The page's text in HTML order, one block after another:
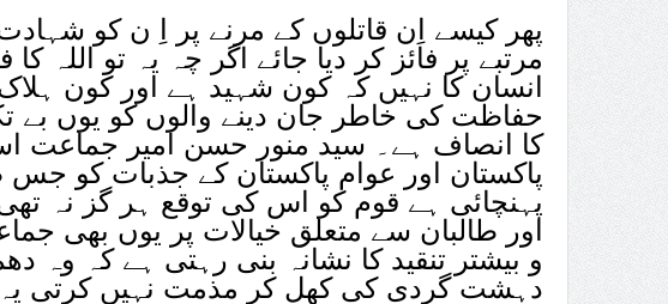
پھر کیسے اِن قاتلوں کے مرنے پر اِ ن کو
مرتبے پر فائز کر دیا جائے اگر چہ یہ تو اللہ
انسان کا نہیں کہ کون شہید ہے اور کون
حفاظت کی خاطر جان دینے والوں کو یوں بے
کا انصاف ہے۔ سید منور حسن امیر جماعت
پاکستان اور عوام پاکستان کے جذبات کو
پہنچائی ہے قوم کو اس کی توقع ہر گز نہ
اور طالبان سے متعلق خیالات پر یوں بھی
و بیشتر تنقید کا نشانہ بنی رہتی ہے کہ وہ
دہشت گردی کی کھل کر مذمت نہیں کرتی یہ